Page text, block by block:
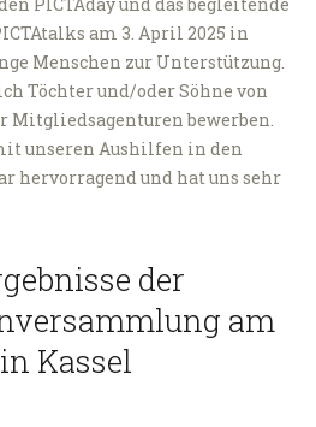
am 3. April 2025 in
Menschen zur Unterstützung.
Töchter und/oder Söhne von
Mitgliedsagenturen bewerben.
unseren Aushilfen in den
hervorragend und hat uns sehr
der
am
Kassel